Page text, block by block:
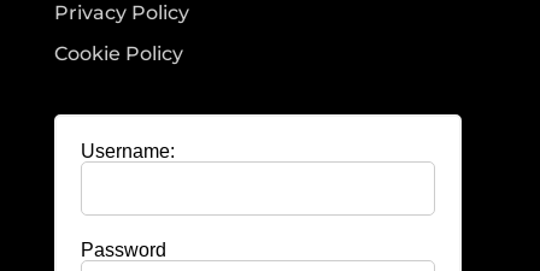
Privacy Policy
Cookie Policy
Username:
Password